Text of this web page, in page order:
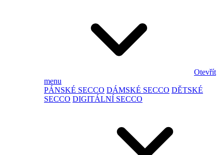
Otevřít
menu
PÁNSKÉ SECCO DÁMSKÉ SECCO DĚTSKÉ
SECCO DIGITÁLNÍ SECCO